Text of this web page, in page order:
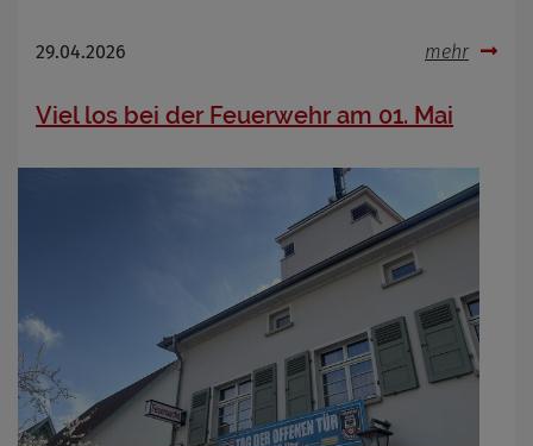
29.04.2026 mehr
Viel los bei der Feuerwehr am 01. Mai